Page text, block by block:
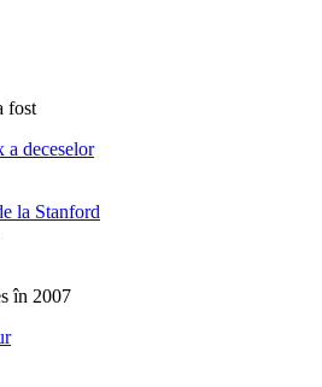
fost
deceselor
la Stanford
în 2007